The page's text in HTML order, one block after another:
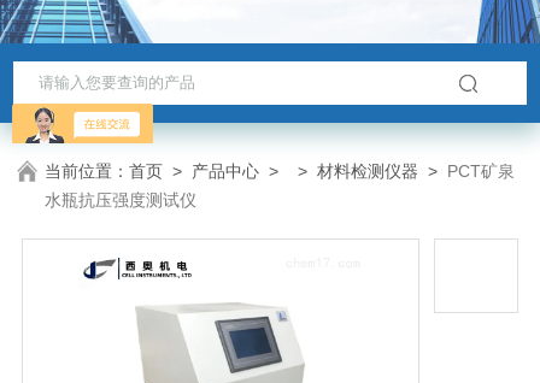
当前位置：首页 > 产品中心 > >材料检测仪器 > PCT矿泉
水瓶抗压强度测试仪